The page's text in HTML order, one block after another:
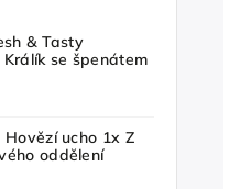
& Tasty
Králík se špenátem
Hovězí ucho 1x Z
oddělení